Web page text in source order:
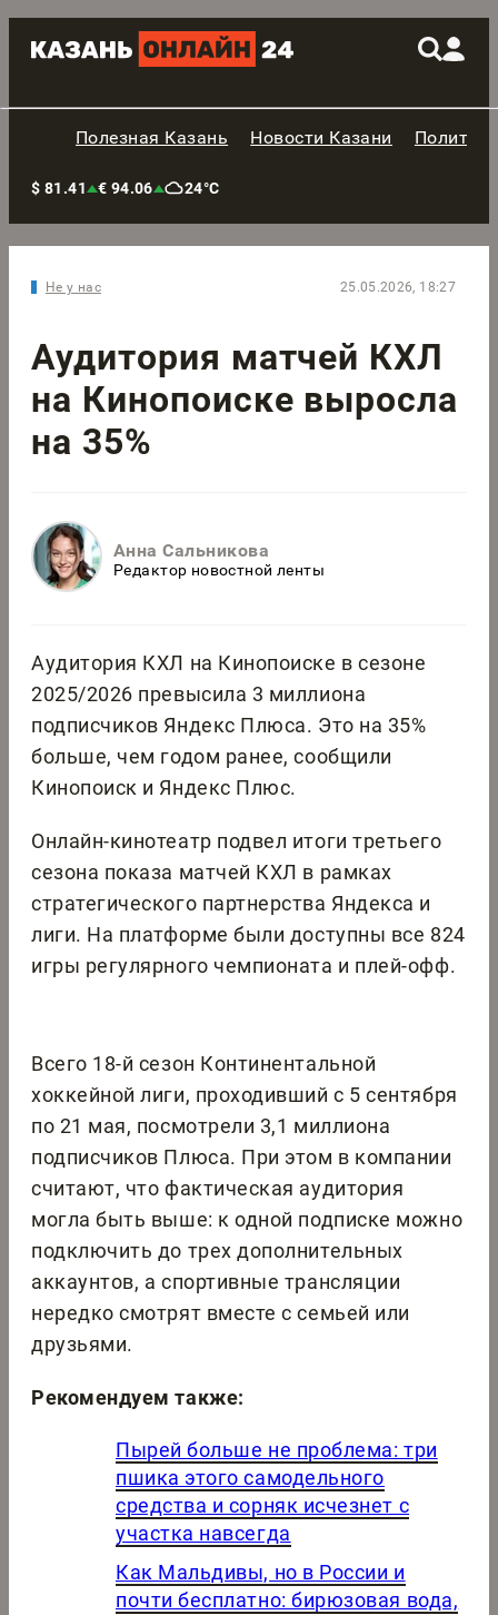
Полезная Казань Новости Казани
$ 81.41 € 94.06 24°C
Не у нас 25.05.2026, 18:27
Аудитория матчей КХЛ
на Кинопоиске выросла
на 35%
Анна Сальникова
Редактор новостной ленты
Аудитория КХЛ на Кинопоиске в сезоне
2025/2026 превысила 3 миллиона
подписчиков Яндекс Плюса. Это на 35%
больше, чем годом ранее, сообщили
Кинопоиск и Яндекс Плюс.
Онлайн-кинотеатр подвел итоги третьего
сезона показа матчей КХЛ в рамках
стратегического партнерства Яндекса и
лиги. На платформе были доступны все 824
игры регулярного чемпионата и плей-офф.
Всего 18-й сезон Континентальной
хоккейной лиги, проходивший с 5 сентября
по 21 мая, посмотрели 3,1 миллиона
подписчиков Плюса. При этом в компании
считают, что фактическая аудитория
могла быть выше: к одной подписке можно
подключить до трех дополнительных
аккаунтов, а спортивные трансляции
нередко смотрят вместе с семьей или
друзьями.
Рекомендуем также:
Пырей больше не проблема: три
пшика этого самодельного
средства и сорняк исчезнет с
участка навсегда
Как Мальдивы, но в России и
почти бесплатно: бирюзовая вода,